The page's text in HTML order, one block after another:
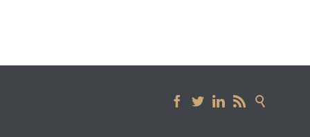
    